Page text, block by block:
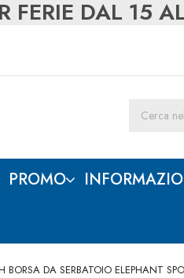
FERIE DAL 15
PROMO
BORSA DA SERBATOIO ELEPHANT